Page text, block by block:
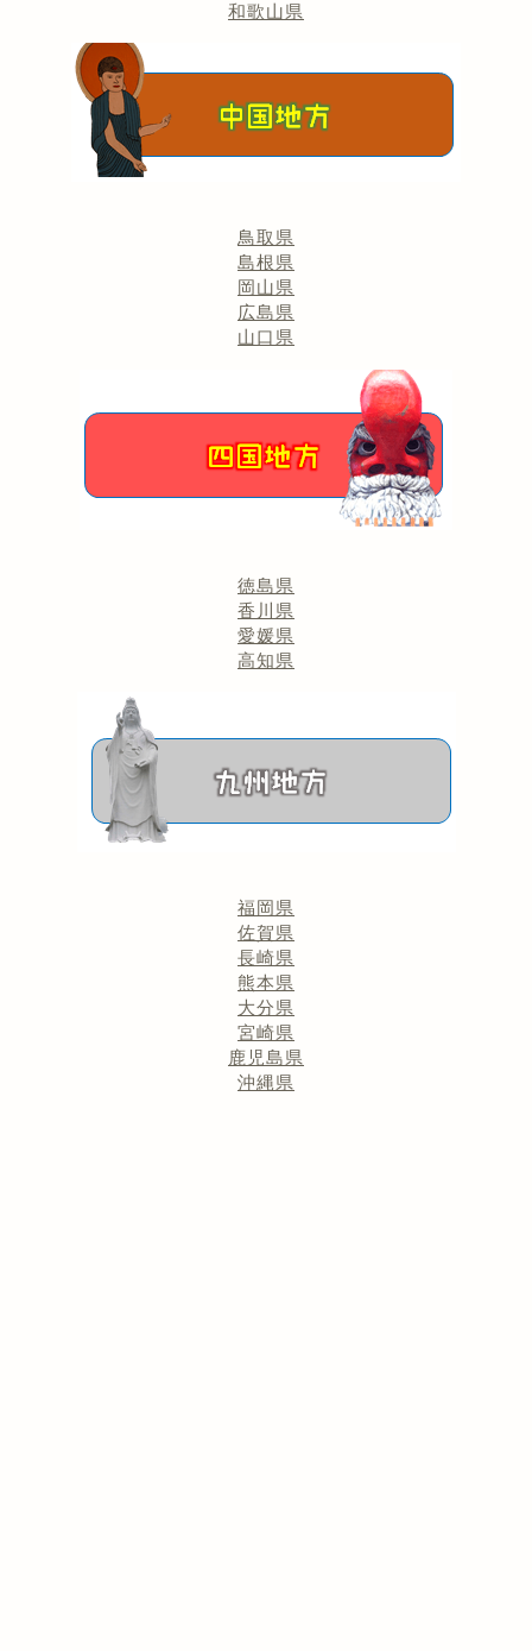
和歌山県
鳥取県
島根県
岡山県
広島県
山口県
徳島県
香川県
愛媛県
高知県
福岡県
佐賀県
長崎県
熊本県
大分県
宮崎県
鹿児島県
沖縄県